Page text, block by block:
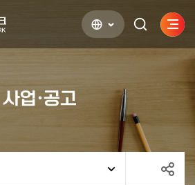
검색하기사이
열기
사업·공고